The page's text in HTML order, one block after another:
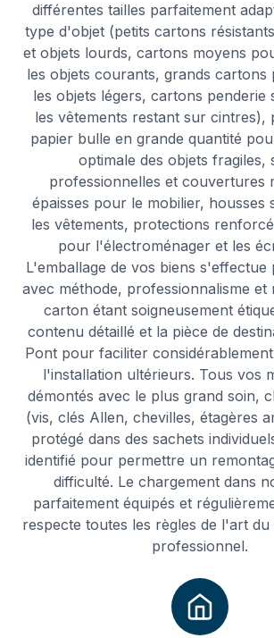
différentes tailles parfaitement
type d'objet (petits cartons
et objets lourds, cartons moyens
les objets courants, grands cartons
les objets légers, cartons penderie
les vêtements restant sur cintres),
papier bulle en grande quantité
optimale des objets fragiles,
professionnelles et couvertures
épaisses pour le mobilier, housses
les vêtements, protections
pour l'électroménager et les
L'emballage de vos biens s'effectue
avec méthode, professionnalisme et
carton étant soigneusement
contenu détaillé et la pièce de
Pont pour faciliter
l'installation ultérieurs. Tous vos
démontés avec le plus grand soin,
(vis, clés Allen, chevilles, étagères
protégé dans des sachets
identifié pour permettre un
difficulté. Le chargement dans
parfaitement équipés et
respecte toutes les règles de l'art du
professionnel.